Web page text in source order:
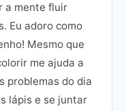
a mente fluir
Eu adoro como
Mesmo que
me ajuda a
problemas do dia
lápis e se juntar